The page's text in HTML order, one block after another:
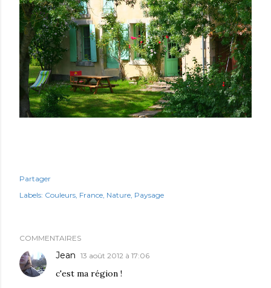
Partager
Labels: Couleurs France Nature Paysage
COMMENTAIRES
Jean 13 août 2012 à 17:06
c'est ma région !